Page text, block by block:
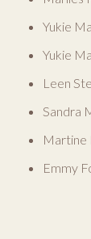
Yukie
Yukie
Leen
Sandra
Martine
Emmy